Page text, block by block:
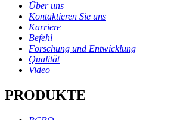
Über uns
Kontaktieren Sie uns
Karriere
Befehl
Forschung und Entwicklung
Qualität
Video
PRODUKTE